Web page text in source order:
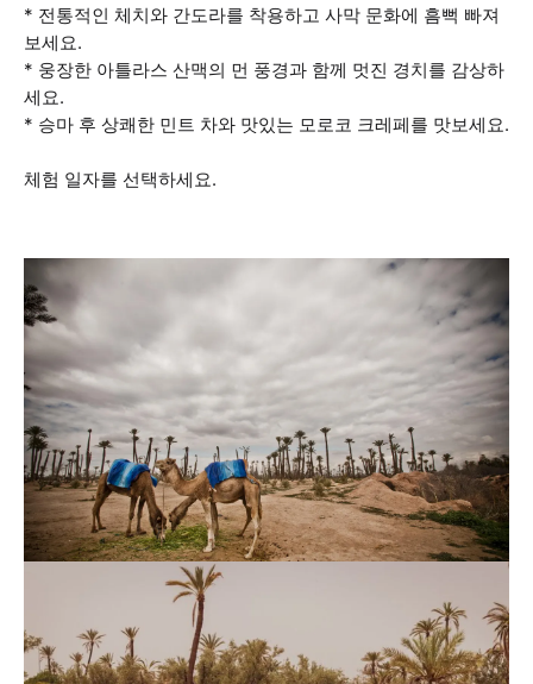
* 전통적인 체치와 간도라를 착용하고 사막 문화에 흠뻑 빠져
보세요.
* 웅장한 아틀라스 산맥의 먼 풍경과 함께 멋진 경치를 감상하
세요.
* 승마 후 상쾌한 민트 차와 맛있는 모로코 크레페를 맛보세요.
체험 일자를 선택하세요.